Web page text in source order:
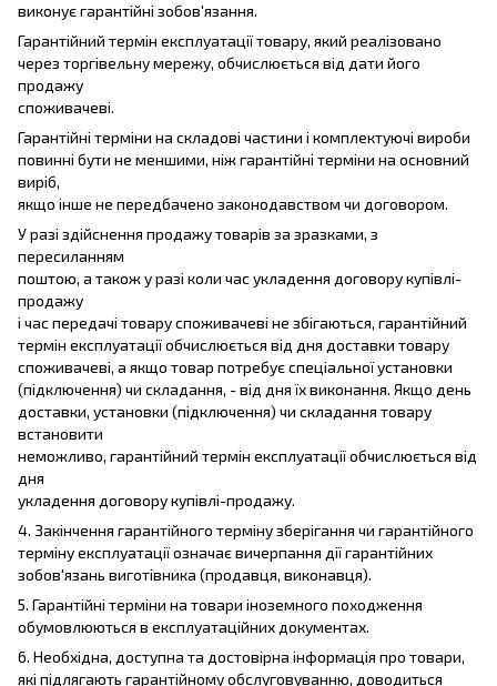
виконує гарантійні зобов'язання.
Гарантійний термін експлуатації товару, який реалізовано
через торгівельну мережу, обчислюється від дати його
продажу
споживачеві.
Гарантійні терміни на складові частини і комплектуючі вироби
повинні бути не меншими, ніж гарантійні терміни на основний
виріб,
якщо інше не передбачено законодавством чи договором.
У разі здійснення продажу товарів за зразками, з
пересиланням
поштою, а також у разі коли час укладення договору купівлі-
продажу
і час передачі товару споживачеві не збігаються, гарантійний
термін експлуатації обчислюється від дня доставки товару
споживачеві, а якщо товар потребує спеціальної установки
(підключення) чи складання, - від дня їх виконання. Якщо день
доставки, установки (підключення) чи складання товару
встановити
неможливо, гарантійний термін експлуатації обчислюється від
дня
укладення договору купівлі-продажу.
4. Закінчення гарантійного терміну зберігання чи гарантійного
терміну експлуатації означає вичерпання дії гарантійних
зобов'язань виготівника (продавця, виконавця).
5. Гарантійні терміни на товари іноземного походження
обумовлюються в експлуатаційних документах.
6. Необхідна, доступна та достовірна інформація про товари,
які підлягають гарантійному обслуговуванню, доводиться